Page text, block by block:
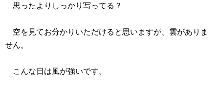
思ったよりしっかり写ってる？
空を見てお分かりいただけると思いますが、雲がありま
せん。
こんな日は風が強いです。